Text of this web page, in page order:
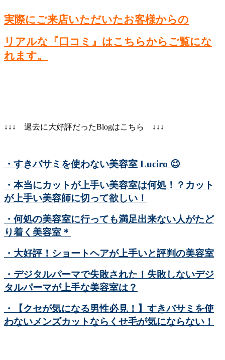
実際にご来店いただいたお客様からの
リアルな『口コミ』はこちらからご覧にな
れます。
↓↓↓ 過去に大好評だったBlogはこちら ↓↓↓
・すきバサミを使わない美容室 Luciro 😉
・本当にカットが上手い美容室は何処！？カット
が上手い美容師に切って欲しい！
・何処の美容室に行っても満足出来ない人がたど
り着く美容室＊
・大好評！ショートヘアが上手いと評判の美容室
・デジタルパーマで失敗された！失敗しないデジ
タルパーマが上手な美容室は？
・【クセが気になる男性必見！】すきバサミを使
わないメンズカットならくせ毛が気にならない！